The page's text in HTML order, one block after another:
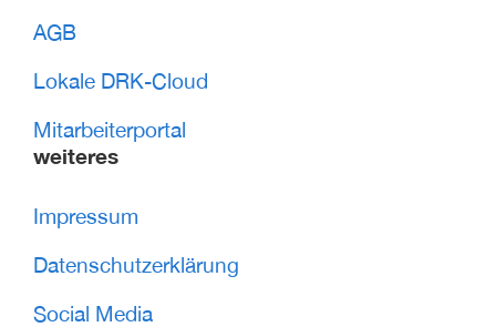
AGB
Lokale DRK-Cloud
Mitarbeiterportal
weiteres
Impressum
Datenschutzerklärung
Social Media